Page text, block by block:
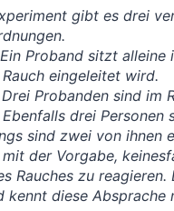
gibt es drei
Pro­band sitzt allei­ne
Rauch ein­ge­lei­tet wird.
Pro­ban­den sind im
Eben­falls drei Per­so­nen
sind zwei von ihnen
der Vor­ga­be,
Rau­ches zu
kennt die­se Abspra­che